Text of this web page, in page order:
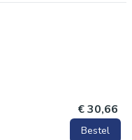
gemonteerd met de
€ 30,66
Bestel